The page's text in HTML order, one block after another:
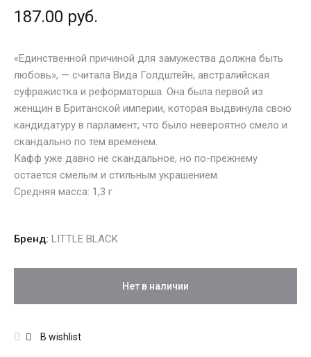
187.00 руб.
«Единственной причиной для замужества должна быть
любовь», — считала Вида Голдштейн, австралийская
суфражистка и реформаторша. Она была первой из
женщин в Британской империи, которая выдвинула свою
кандидатуру в парламент, что было невероятно смело и
скандально по тем временем.
Кафф уже давно не скандальное, но по-прежнему
остается смелым и стильным украшением.
Средняя масса: 1,3 г
Бренд: LITTLE BLACK
Нет в наличии
В wishlist